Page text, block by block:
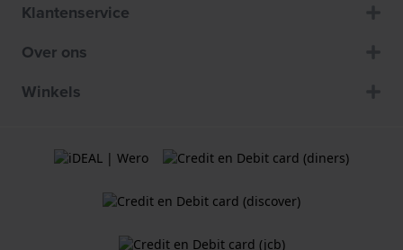
Klantenservice
Over ons
Winkels